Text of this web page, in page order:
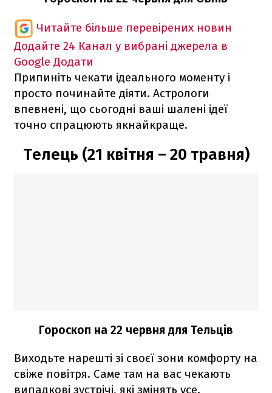
Читайте більше перевірених новин
Додайте 24 Канал у вибрані джерела в
Google Додати
Припиніть чекати ідеального моменту і
просто починайте діяти. Астрологи
впевнені, що сьогодні ваші шалені ідеї
точно спрацюють якнайкраще.
Телець (21 квітня – 20 травня)
Гороскоп на 22 червня для Тельців
Виходьте нарешті зі своєї зони комфорту на
свіже повітря. Саме там на вас чекають
випадкові зустрічі, які змінять усе.